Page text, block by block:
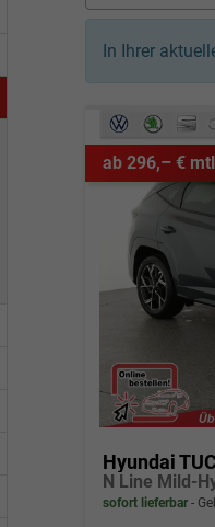
In Ihrer
ab 296,– €
Hyundai
sofort lieferbar